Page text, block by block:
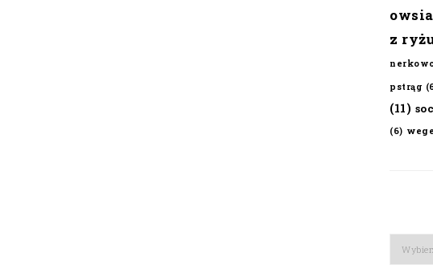
z
pstrąg
(11)
(6)
Archiwa